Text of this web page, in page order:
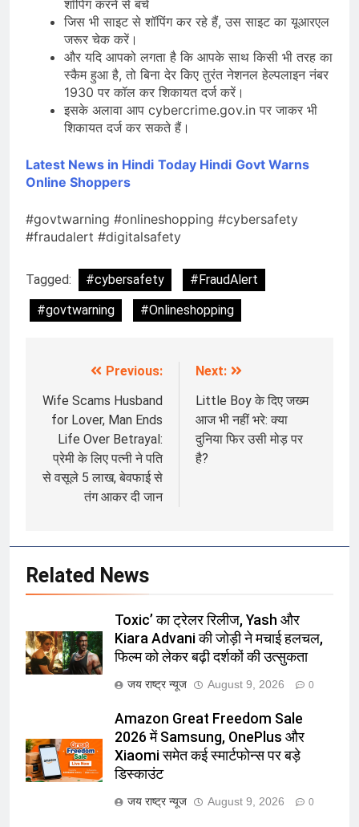
शॉपिंग करने से बचें
जिस भी साइट से शॉपिंग कर रहे हैं, उस साइट का यूआरएल
जरूर चेक करें।
और यदि आपको लगता है कि आपके साथ किसी भी तरह का
स्कैम हुआ है, तो बिना देर किए तुरंत नेशनल हेल्पलाइन नंबर
1930 पर कॉल कर शिकायत दर्ज करें।
इसके अलावा आप cybercrime.gov.in पर जाकर भी
शिकायत दर्ज कर सकते हैं।
Latest News in Hindi Today Hindi Govt Warns
Online Shoppers
#govtwarning #onlineshopping #cybersafety
#fraudalert #digitalsafety
Tagged: #cybersafety
#FraudAlert
#govtwarning
#Onlineshopping
navigation
Previous:
Wife Scams Husband
for Lover, Man Ends
Life Over Betrayal:
प्रेमी के लिए पत्नी ने पति
से वसूले 5 लाख, बेवफाई से
तंग आकर दी जान
Next:
Little Boy के दिए जख्म
आज भी नहीं भरे: क्या
दुनिया फिर उसी मोड़ पर
है?
Related News
Toxic’ का ट्रेलर रिलीज, Yash और
Kiara Advani की जोड़ी ने मचाई हलचल,
फिल्म को लेकर बढ़ी दर्शकों की उत्सुकता
जय राष्ट्र न्यूज August 9, 2026 0
Amazon Great Freedom Sale
2026 में Samsung, OnePlus और
Xiaomi समेत कई स्मार्टफोन्स पर बड़े
डिस्काउंट
जय राष्ट्र न्यूज August 9, 2026 0